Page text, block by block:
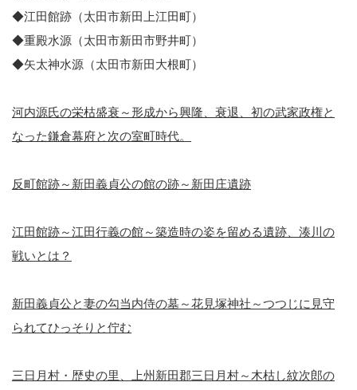
◆江田館跡（太田市新田上江田町）
◆重殿水源（太田市新田市野井町）
◆矢太神水源（太田市新田大根町）
河内源氏の栄枯盛衰～形成から興隆、衰退、初の武家政権と
なった鎌倉幕府と次の室町時代。
反町館跡～新田義貞公の館の跡～新田庄遺跡
江田館跡～江田行義の館～築造時の姿を留める遺跡、湊川の
戦いとは？
新田義貞公と妻の勾当内侍の墓～花見塚神社～つつじに見守
られてひっそりと佇む
三日月村・歴史の里、上州新田郡三日月村～木枯し紋次郎の